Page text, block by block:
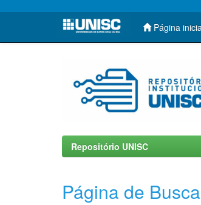
Skip
Página
Repositório UNISC
Página de Busca